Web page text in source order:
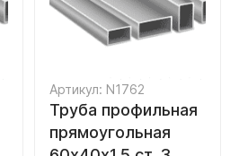
Артикул: N1762
Труба профильная
прямоугольная